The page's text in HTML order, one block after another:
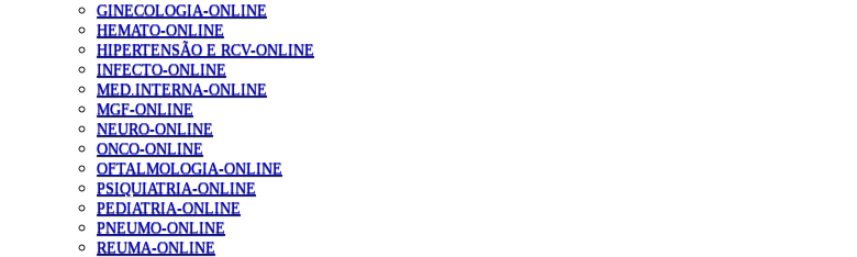
GINECOLOGIA-ONLINE
HEMATO-ONLINE
HIPERTENSÃO E RCV-ONLINE
INFECTO-ONLINE
MED.INTERNA-ONLINE
MGF-ONLINE
NEURO-ONLINE
ONCO-ONLINE
OFTALMOLOGIA-ONLINE
PSIQUIATRIA-ONLINE
PEDIATRIA-ONLINE
PNEUMO-ONLINE
REUMA-ONLINE